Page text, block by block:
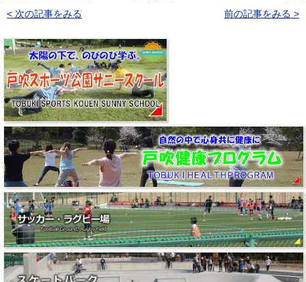
前の記事をみる >
< 次の記事をみる